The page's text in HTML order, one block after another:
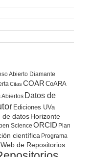
Abierto Diamante
Citas COAR CoARA
Abiertos Datos de
Ediciones UVa
de datosHorizonte
Science ORCID Plan
científica Programa
de Repositorios